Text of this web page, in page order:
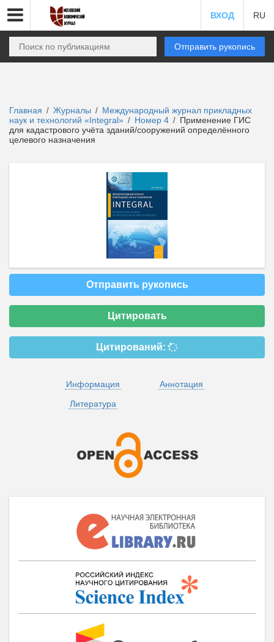
ВХОД RU
Отправить рукопись
Главная / Журналы / Международный журнал прикладных
наук и технологий «Integral» / Номер 4 / Применение ГИС
для кадастрового учёта зданий/сооружений определённого
целевого назначения
Отправить рукопись
Цитировать
Цитирований:
Информация
Аннотация
Литература